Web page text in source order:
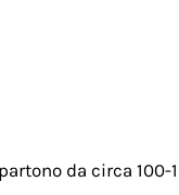
da circa 100-